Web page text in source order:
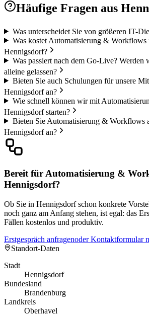
Häufige Fragen aus
Was unterscheidet Sie von größeren IT-
Was kostet Automatisierung &
Hennigsdorf?
Was passiert nach dem Go-Live?
alleine gelassen?
Bieten Sie auch Schulungen für unsere
Hennigsdorf an?
Wie schnell können wir mit
Hennigsdorf starten?
Bieten Sie Automatisierung & Workflows
Hennigsdorf an?
Bereit für Automatisierung &
Hennigsdorf?
Ob Sie in Hennigsdorf schon konkrete
noch ganz am Anfang stehen, ist egal: das
Fällen kostenlos und produktiv.
Erstgespräch anfragenoder Kontaktformular
Standort-Daten
Stadt
Hennigsdorf
Bundesland
Brandenburg
Landkreis
Oberhavel